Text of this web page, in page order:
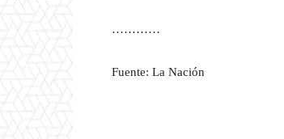
…………
Fuente: La Nación